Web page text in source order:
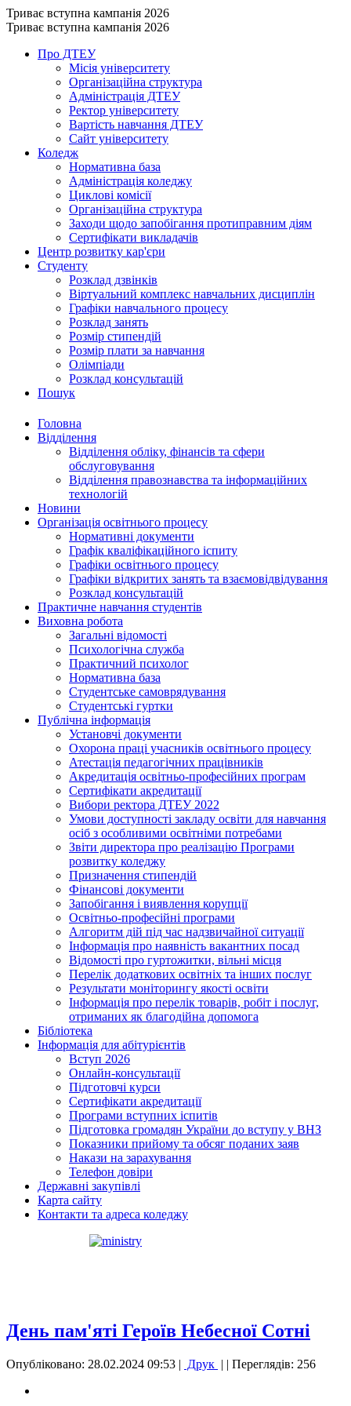
Триває вступна кампанія 2026
Триває вступна кампанія 2026
Про ДТЕУ
Місія університету
Організаційна структура
Адміністрація ДТЕУ
Ректор університету
Вартість навчання ДТЕУ
Сайт університету
Коледж
Нормативна база
Адміністрація коледжу
Циклові комісії
Організаційна структура
Заходи щодо запобігання протиправним діям
Сертифікати викладачів
Центр розвитку кар'єри
Студенту
Розклад дзвінків
Віртуальний комплекс навчальних дисциплін
Графіки навчального процесу
Розклад занять
Розмір стипендій
Розмір плати за навчання
Олімпіади
Розклад консультацій
Пошук
Головна
Відділення
Відділення обліку, фінансів та сфери
обслуговування
Відділення правознавства та інформаційних
технологій
Новини
Організація освітнього процесу
Нормативні документи
Графік кваліфікаційного іспиту
Графіки освітнього процесу
Графіки відкритих занять та взаємовідвідування
Розклад консультацій
Практичне навчання студентів
Виховна робота
Загальні відомості
Психологічна служба
Практичний психолог
Нормативна база
Студентське самоврядування
Студентські гуртки
Публічна інформація
Установчі документи
Охорона праці учасників освітнього процесу
Атестація педагогічних працівників
Акредитація освітньо-професійних програм
Сертифікати акредитації
Вибори ректора ДТЕУ 2022
Умови доступності закладу освіти для навчання
осіб з особливими освітніми потребами
Звіти директора про реалізацію Програми
розвитку коледжу
Призначення стипендій
Фінансові документи
Запобігання і виявлення корупції
Освітньо-професійні програми
Алгоритм дій під час надзвичайної ситуації
Інформація про наявність вакантних посад
Відомості про гуртожитки, вільні місця
Перелік додаткових освітніх та інших послуг
Результати моніторингу якості освіти
Інформація про перелік товарів, робіт і послуг,
отриманих як благодійна допомога
Бібліотека
Інформація для абітурієнтів
Вступ 2026
Онлайн-консультації
Підготовчі курси
Сертифікати акредитації
Програми вступних іспитів
Підготовка громадян України до вступу у ВНЗ
Показники прийому та обсяг поданих заяв
Накази на зарахування
Телефон довіри
Державні закупівлі
Карта сайту
Контакти та адреса коледжу
День пам'яті Героїв Небесної Сотні
Опубліковано: 28.02.2024 09:53 | Друк | | Переглядів: 256